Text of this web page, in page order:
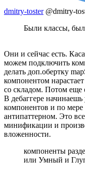
dmitry-toster @dmitry-
Были классы,
Они и сейчас есть.
можем подключить
делать доп.обертку
компонентом
со складом. Потом еще
В дебаггере
компонентов и по мере
антипаттерном. Это
минификации и
вложенности.
компоненты
или Умный и